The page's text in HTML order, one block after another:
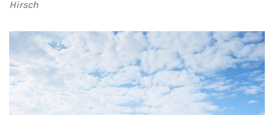
Hirsch